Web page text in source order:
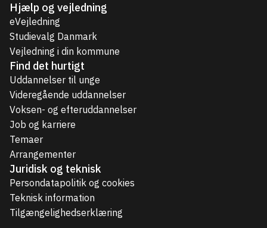
Hjælp og vejledning
eVejledning
Studievalg Danmark
Vejledning i din kommune
Find det hurtigt
Uddannelser til unge
Videregående uddannelser
Voksen- og efteruddannelser
Job og karriere
Temaer
Arrangementer
Juridisk og teknisk
Persondatapolitik og cookies
Teknisk information
Tilgængelighedserklæring